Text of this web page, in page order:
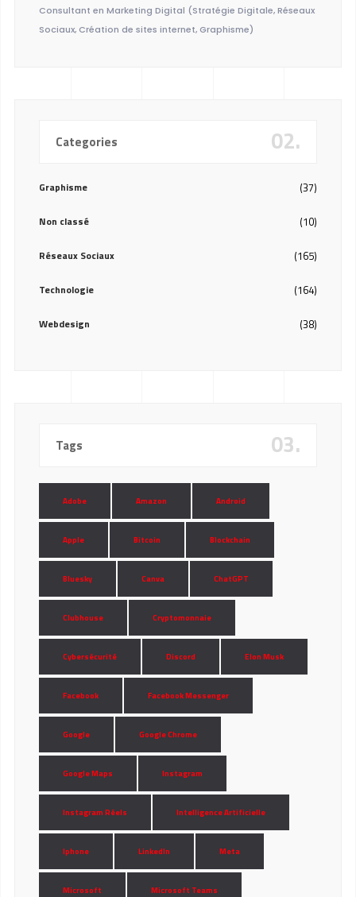
Consultant en Marketing Digital (Stratégie Digitale, Réseaux
Sociaux, Création de sites internet, Graphisme)
Categories 02.
Graphisme (37)
Non classé (10)
Réseaux Sociaux (165)
Technologie (164)
Webdesign (38)
Tags 03.
Adobe Amazon Android
Apple Bitcoin Blockchain
Bluesky Canva ChatGPT
Clubhouse Cryptomonnaie
Cybersécurité Discord Elon Musk
Facebook Facebook Messenger
Google Google Chrome
Google Maps Instagram
Instagram Réels Intelligence Artificielle
Iphone LinkedIn Meta
Microsoft Microsoft Teams